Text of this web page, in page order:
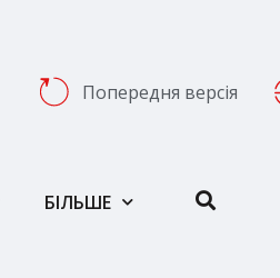
Попередня версія
БІЛЬШЕ